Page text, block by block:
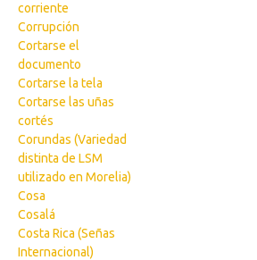
corriente
Corrupción
Cortarse el
documento
Cortarse la tela
Cortarse las uñas
cortés
Corundas (Variedad
distinta de LSM
utilizado en Morelia)
Cosa
Cosalá
Costa Rica (Señas
Internacional)